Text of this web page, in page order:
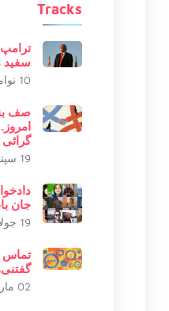
Tracks
10 نوامبر 2024
صف
گرائی
19 سپتامبر 2021
جان
19 جولای 2020
02 مارس 2025